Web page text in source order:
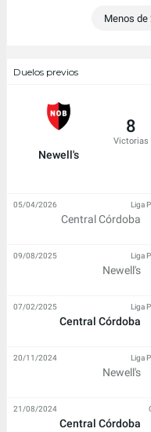
Menos de
Duelos previos
Newell's
8
Victorias
Central Córdoba
Liga
05/04/2026
Newell's
Liga
09/08/2025
Central Córdoba
Liga
07/02/2025
Newell's
Liga
20/11/2024
Central Córdoba
21/08/2024